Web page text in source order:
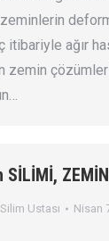
itibariyle ağır
zemin
Ustası
Nisan